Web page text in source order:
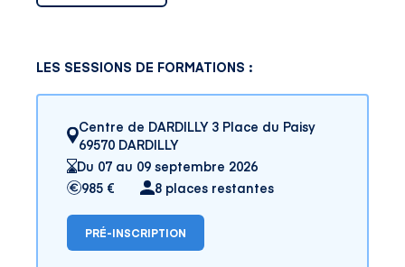
LES SESSIONS DE FORMATIONS :
Centre de DARDILLY 3 Place du Paisy
69570 DARDILLY
Du 07 au 09 septembre 2026
985 €
8 places restantes
PRÉ-INSCRIPTION